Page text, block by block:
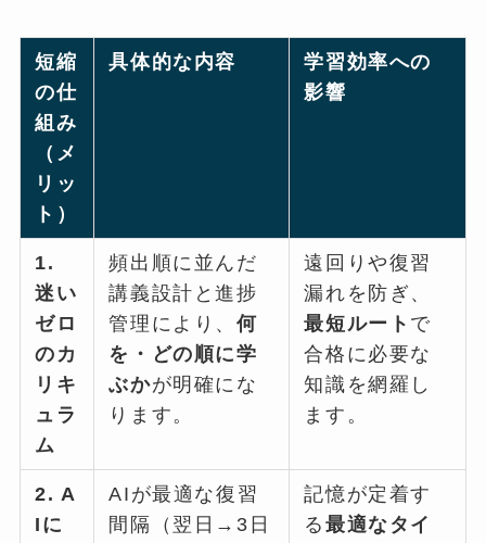
短縮
の仕
組み
（メ
リッ
ト）
具体的な内容
学習効率への
影響
1.
迷い
ゼロ
のカ
リキ
ュラ
ム
頻出順に並んだ
講義設計と進捗
管理により、何
を・どの順に学
ぶかが明確にな
ります。
遠回りや復習
漏れを防ぎ、
最短ルート で
合格に必要な
知識を網羅し
ます。
2. A
Iに
AIが最適な復習
間隔（翌日→3日
記憶が定着す
る 最適なタイ